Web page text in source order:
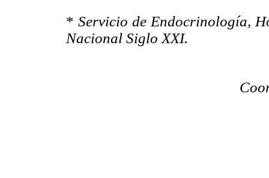
* Servicio de Endocrinología,
Nacional Siglo XXI.